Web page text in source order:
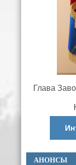
Глава
АНОНСЫ